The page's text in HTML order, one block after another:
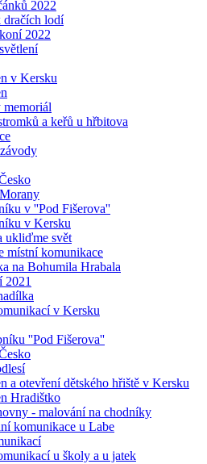
2022
dračích lodí
2022
v Kersku
a keřů u hřbitova
v ''Pod Fišerova''
v Kersku
ukliďme svět
místní komunikace
na Bohumila Hrabala
2021
v Kersku
''Pod Fišerova''
a otevření dětského hřiště v Kersku
Hradištko
- malování na chodníky
komunikace u Labe
u školy a u jatek